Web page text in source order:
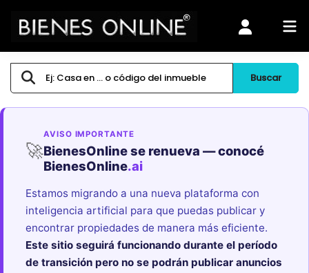
Buscar
🚀
AVISO IMPORTANTE
BienesOnline se renueva — conocé
BienesOnline.ai
Estamos migrando a una nueva plataforma con
inteligencia artificial para que puedas publicar y
encontrar propiedades de manera más eficiente.
Este sitio seguirá funcionando durante el período
de transición pero no se podrán publicar anuncios